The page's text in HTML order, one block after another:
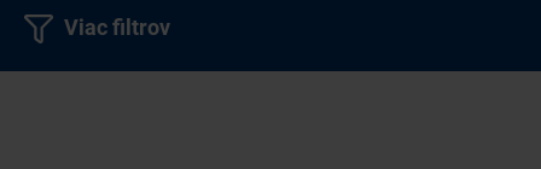
Viac filtrov